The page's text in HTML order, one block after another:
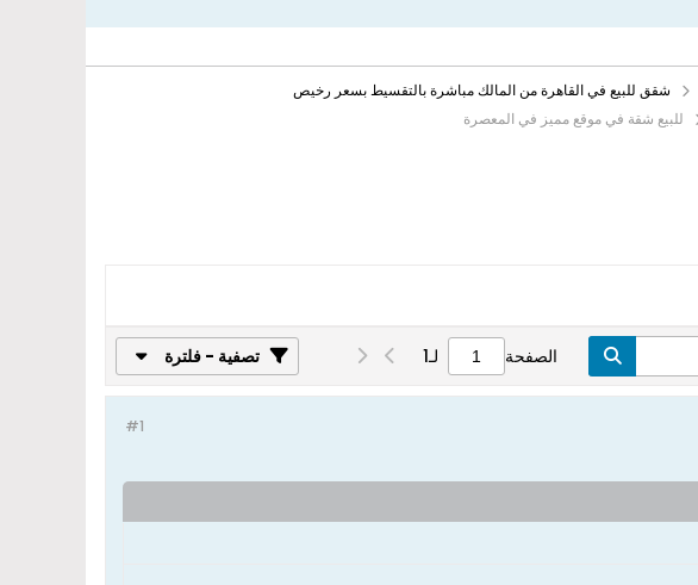
شقق للبيع في القاهرة من المالك مباشرة بالتقسيط بسعر رخيص
للبيع شقة في موقع مميز في المعصرة
الصفحة لـ1 تصفية - فلترة
#1